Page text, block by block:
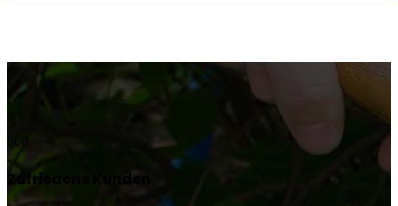
Zufriedene Kunden